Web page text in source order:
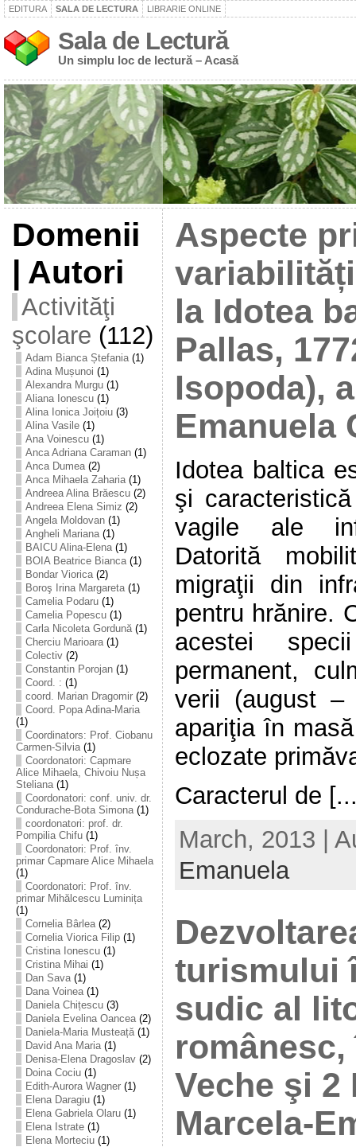
EDITURA SALA DE LECTURA LIBRARIE ONLINE
Sala de Lectură
Un simplu loc de lectură – Acasă
Domenii
| Autori
Activităţi
şcolare (112)
Adam Bianca Ștefania(1)
Adina Mușunoi (1)
Alexandra Murgu(1)
Aliana Ionescu(1)
Alina Ionica Joițoiu(3)
Alina Vasile(1)
Ana Voinescu(1)
Anca Adriana Caraman(1)
Anca Dumea(2)
Anca Mihaela Zaharia(1)
Andreea Alina Brăescu(2)
Andreea Elena Simiz (2)
Angela Moldovan(1)
Angheli Mariana(1)
BAICU Alina-Elena(1)
BOIA Beatrice Bianca(1)
Bondar Viorica(2)
Boroş Irina Margareta(1)
Camelia Podaru(1)
Camelia Popescu(1)
Carla Nicoleta Gordună(1)
Cherciu Marioara(1)
Colectiv(2)
Constantin Porojan(1)
Coord. : (1)
coord. Marian Dragomir(2)
Coord. Popa Adina-Maria
(1)
Coordinators: Prof. Ciobanu
Carmen-Silvia(1)
Coordonatori: Capmare
Alice Mihaela, Chivoiu Nușa
Steliana(1)
Coordonatori: conf. univ. dr.
Condurache-Bota Simona(1)
coordonatori: prof. dr.
Pompilia Chifu(1)
Coordonatori: Prof. înv.
primar Capmare Alice Mihaela
(1)
Coordonatori: Prof. înv.
primar Mihălcescu Luminița
(1)
Cornelia Bârlea(2)
Cornelia Viorica Filip(1)
Cristina Ionescu(1)
Cristina Mihai (1)
Dan Sava(1)
Dana Voinea(1)
Daniela Chițescu(3)
Daniela Evelina Oancea(2)
Daniela-Maria Musteață(1)
David Ana Maria(1)
Denisa-Elena Dragoslav(2)
Doina Cociu(1)
Edith-Aurora Wagner(1)
Elena Daragiu(1)
Elena Gabriela Olaru(1)
Elena Istrate(1)
Elena Morteciu(1)
Aspecte
la Idotea
Pallas,
Isopoda),
Emanuela
Idotea baltica
şi
vagile ale
Datorită
migraţii din
pentru hrănire.
acestei
permanent,
verii (august –
apariţia în
eclozate
Caracterul de
March, 2013 |
Emanuela
turismului
sudic al
românesc,
Veche şi 2
Marcela-